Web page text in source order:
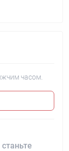
часом.